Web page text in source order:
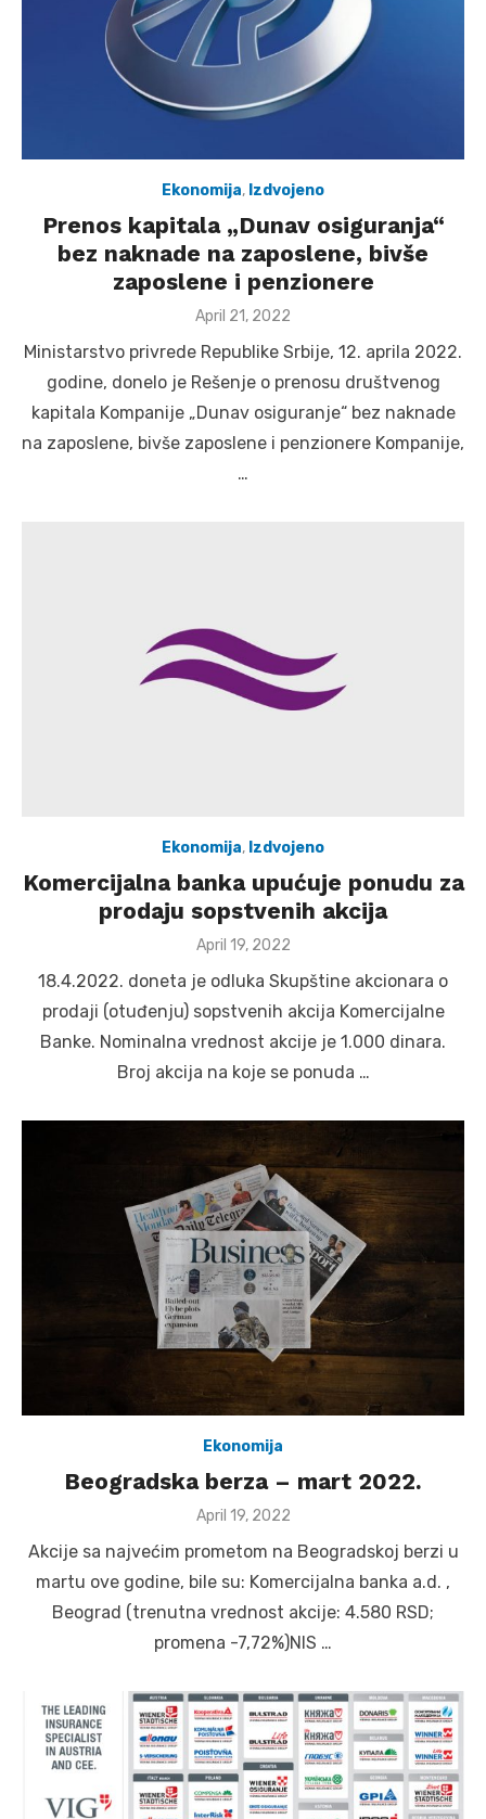
Ekonomija, Izdvojeno
Prenos kapitala „Dunav osiguranja“
bez naknade na zaposlene, bivše
zaposlene i penzionere
Posted
April 21, 2022
Ministarstvo privrede Republike Srbije, 12. aprila 2022.
godine, donelo je Rešenje o prenosu društvenog
kapitala Kompanije „Dunav osiguranje“ bez naknade
na zaposlene, bivše zaposlene i penzionere Kompanijе,
…
Ekonomija, Izdvojeno
Komercijalna banka upućuje ponudu za
prodaju sopstvenih akcija
Posted
April 19, 2022
18.4.2022. doneta je odluka Skupštine akcionara o
prodaji (otuđenju) sopstvenih akcija Komercijalne
Banke. Nominalna vrednost akcije je 1.000 dinara.
Broj akcija na koje se ponuda …
Ekonomija
Beogradska berza – mart 2022.
Posted
April 19, 2022
Akcije sa najvećim prometom na Beogradskoj berzi u
martu ove godine, bile su: Komercijalna banka a.d. ,
Beograd (trenutna vrednost akcije: 4.580 RSD;
promena -7,72%)NIS …